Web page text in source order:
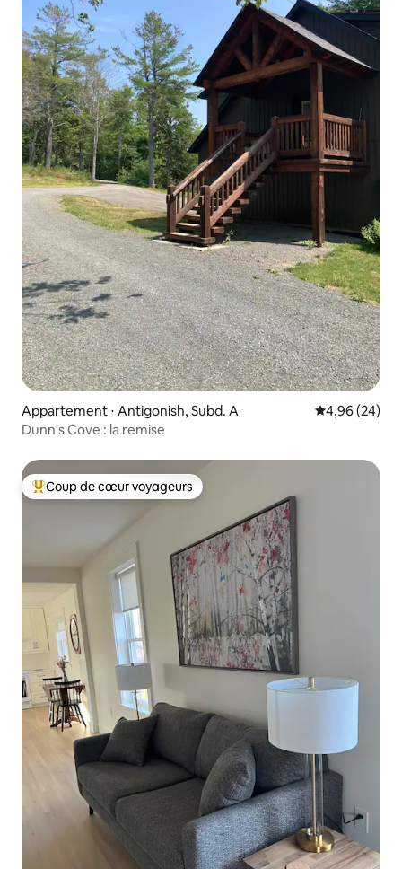
Appartement ⋅ Antigonish, Subd. A Évaluation
4,96 (24)
Dunn's Cove : la remise
Coups de cœur voyageurs les plus appréciés
Coup de cœur voyageurs